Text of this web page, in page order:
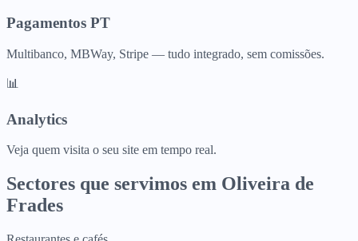
Pagamentos PT
Multibanco, MBWay, Stripe — tudo integrado, sem comissões.
📊
Analytics
Veja quem visita o seu site em tempo real.
Sectores que servimos em Oliveira de
Frades